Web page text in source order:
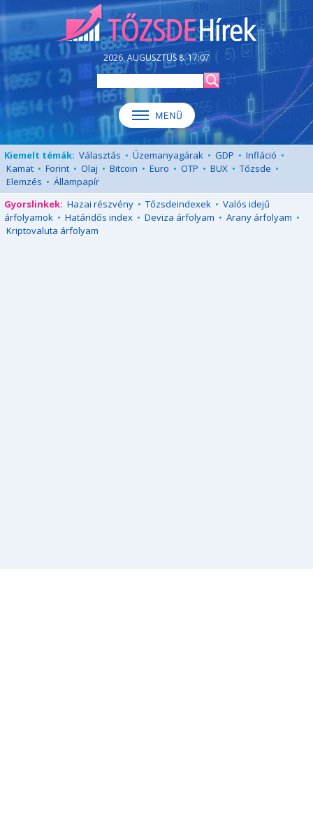
2026. AUGUSZTUS 8. 17:07
Kiemelt témák: Választás • Üzemanyagárak • GDP • Infláció •
Kamat • Forint • Olaj • Bitcoin • Euro • OTP • BUX • Tőzsde •
Elemzés • Állampapír
Gyorslinkek: Hazai részvény • Tőzsdeindexek • Valós idejű
árfolyamok • Határidős index • Deviza árfolyam • Arany árfolyam •
Kriptovaluta árfolyam